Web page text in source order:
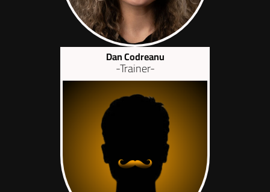
Dan Codreanu
-Trainer-